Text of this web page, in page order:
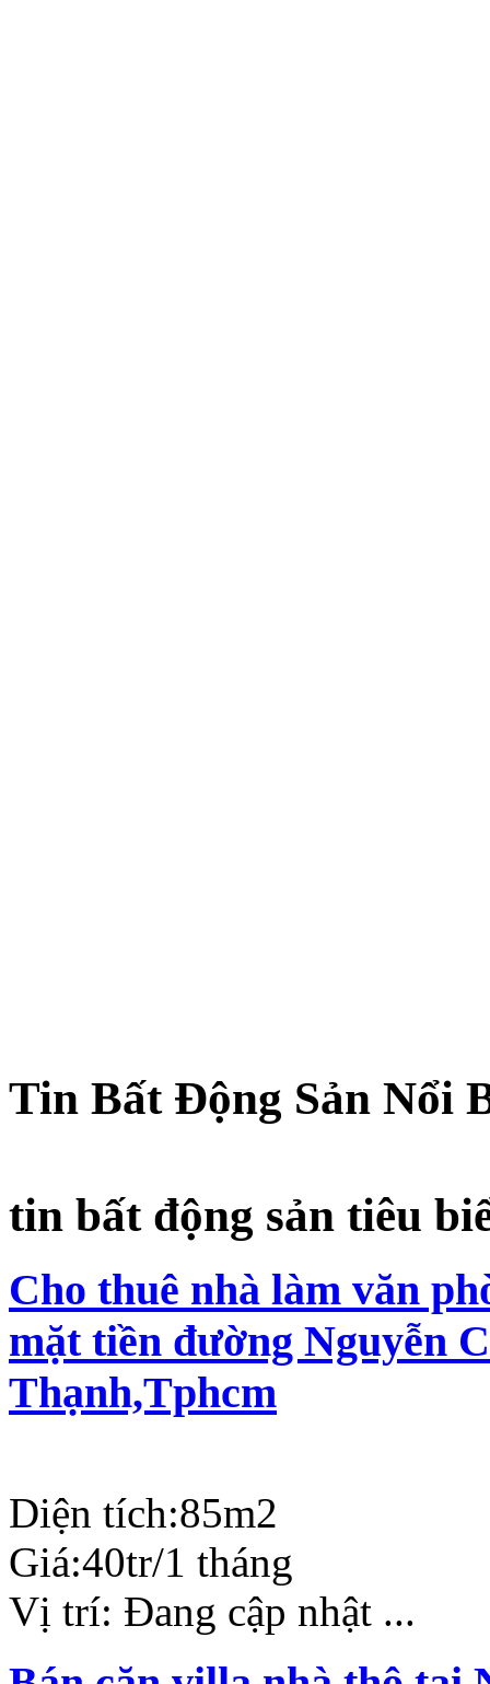
Tin Bất Động Sản Nổi
tin bất động sản tiêu
Cho thuê nhà làm văn
mặt tiền đường Nguyễn
Thạnh,Tphcm
Diện tích:85m2
Giá:40tr/1 tháng
Vị trí: Đang cập nhật ...